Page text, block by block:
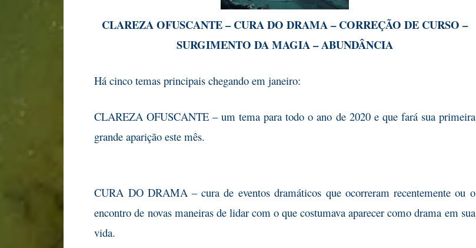
CLAREZA OFUSCANTE – CURA DO DRAMA – CORREÇÃO DE CURSO –
SURGIMENTO DA MAGIA – ABUNDÂNCIA
Há cinco temas principais chegando em janeiro:
CLAREZA OFUSCANTE – um tema para todo o anode 2020 e que fará sua primeira
grande aparição este mês.
CURA DO DRAMA – cura de eventos dramáticosque ocorreram recentemente ou o
encontro de novas maneiras de lidar com o que costumava aparecer como drama em sua
vida.